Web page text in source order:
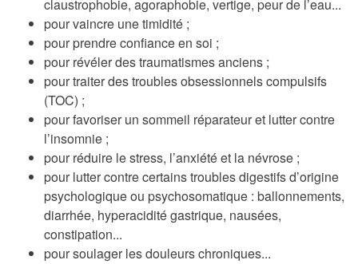
claustrophobie, agoraphobie, vertige, peur de l’eau...
pour vaincre une timidité ;
pour prendre confiance en soi ;
pour révéler des traumatismes anciens ;
pour traiter des troubles obsessionnels compulsifs
(TOC) ;
pour favoriser un sommeil réparateur et lutter contre
l’insomnie ;
pour réduire le stress, l’anxiété et la névrose ;
pour lutter contre certains troubles digestifs d’origine
psychologique ou psychosomatique : ballonnements,
diarrhée, hyperacidité gastrique, nausées,
constipation...
pour soulager les douleurs chroniques...